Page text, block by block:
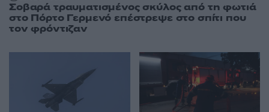
Σοβαρά τραυματισμένος σκύλος από τη φωτιά
στο Πόρτο Γερμενό επέστρεψε στο σπίτι που
τον φρόντιζαν